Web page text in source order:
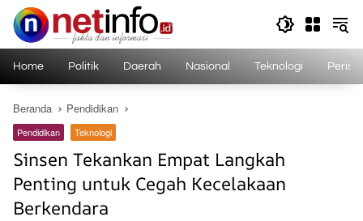
Langsung
konten
Home Politik Daerah Nasional Teknologi
Beranda Pendidikan
Pendidikan Teknologi
Sinsen Tekankan Empat Langkah
Penting untuk Cegah Kecelakaan
Berkendara